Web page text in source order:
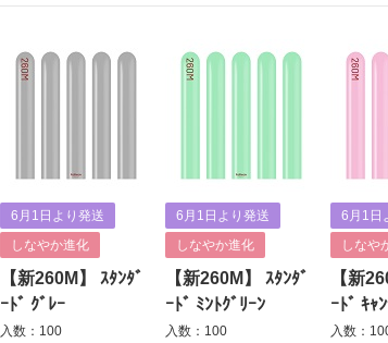
6月1日より発送
しなやか進化
【新260M】 ｽﾀﾝﾀﾞ
ｰﾄﾞ ｸﾞﾚｰ
入数：100
6月1日より発送
しなやか進化
【新260M】 ｽﾀﾝﾀﾞ
ｰﾄﾞ ﾐﾝﾄｸﾞﾘｰﾝ
入数：100
6月1日
しなや
【新
ｰﾄﾞ ｷｬ
入数：